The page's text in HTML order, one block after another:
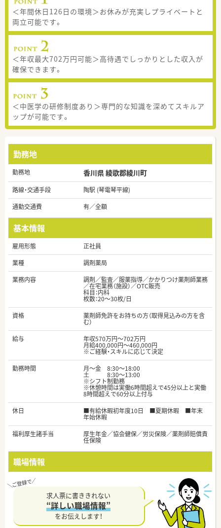
＜年間休日126日の環境＞お休みが充実しプライベートと
両立可能です。
＜年収最大702万円可能＞高待遇でしっかりとした収入が
確保できます。
＜中医学の研修制度あり＞専門的な知識を深めてスキルア
ップが可能です。
勤務地
勤務地 香川県 綾歌郡綾川町
路線・交通手段
陶駅 (琴電琴平線)
通勤交通費
有／全額
基本情報
雇用形態
正社員
業種
調剤薬局
業務内容
調剤／監査／服薬指導／かかりつけ薬剤師業務
／在宅業務（施設）／OTC販売
科目：内科
枚数：20～30枚/日
資格
薬剤師免許をお持ちの方（取得見込みの方を含
む）
給与
年収570万円～702万円
月給400,000円～460,000円
※ご経験・スキルに応じて決定
勤務時間
月～金 8:30～18:00
土 8:30～13:00
※シフト制勤務
※休憩時間は実働6時間超えで45分以上と実働
8時間超えで60分以上付与
休日
■有給休暇初年度10日 ■夏期休暇 ■年末
年始休暇
福利厚生諸手当
厚生年金／協会健保／労災保険／薬剤師賠償責
任保険
職場情報
求人票に書ききれない
“詳しい職場情報”
をお伝えします！